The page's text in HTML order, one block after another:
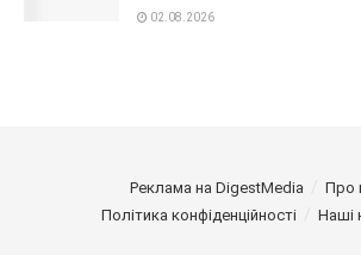
02.08.2026
Реклама на DigestMedia
Про
Політика конфіденційності
Наші